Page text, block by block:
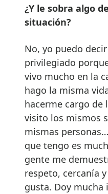
¿Y le sobra algo
situación?
No, yo puedo
privilegiado
vivo mucho en la
hago la misma
hacerme cargo de
visito los mismos
mismas
que tengo es
gente me
respeto, cercanía
gusta. Doy mucha